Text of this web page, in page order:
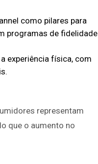
como pilares para
programas de fidelidade
experiência física, com
representam
que o aumento no